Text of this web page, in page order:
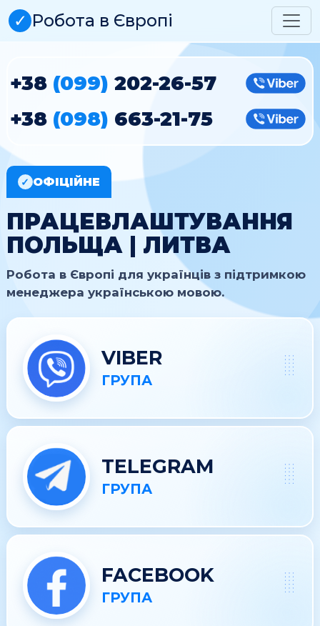
✓ Робота в Європі
+38 (099) 202-26-57
+38 (098) 663-21-75
✓ ОФІЦІЙНЕ
ПРАЦЕВЛАШТУВАННЯ
ПОЛЬЩА | ЛИТВА
Робота в Європі для українців з підтримкою
менеджера українською мовою.
VIBER
ГРУПА
TELEGRAM
ГРУПА
FACEBOOK
ГРУПА